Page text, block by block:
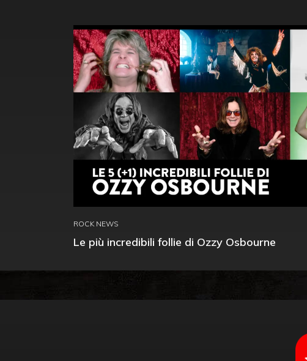
ROCK NEWS
Le più incredibili follie di Ozzy Osbourne